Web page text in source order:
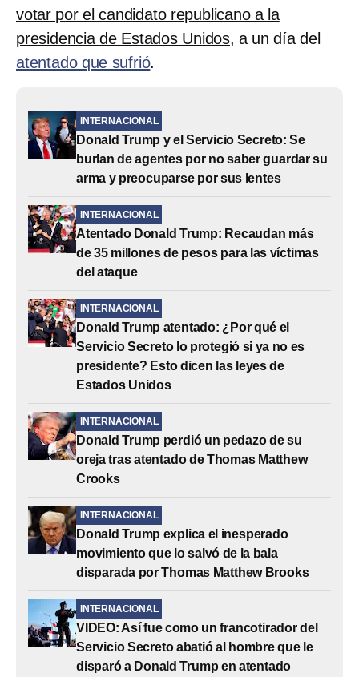
votar por el candidato republicano a la
presidencia de Estados Unidos, a un día del
atentado que sufrió.
INTERNACIONAL
Donald Trump y el Servicio Secreto: Se
burlan de agentes por no saber guardar su
arma y preocuparse por sus lentes
INTERNACIONAL
Atentado Donald Trump: Recaudan más
de 35 millones de pesos para las víctimas
del ataque
INTERNACIONAL
Donald Trump atentado: ¿Por qué el
Servicio Secreto lo protegió si ya no es
presidente? Esto dicen las leyes de
Estados Unidos
INTERNACIONAL
Donald Trump perdió un pedazo de su
oreja tras atentado de Thomas Matthew
Crooks
INTERNACIONAL
Donald Trump explica el inesperado
movimiento que lo salvó de la bala
disparada por Thomas Matthew Brooks
INTERNACIONAL
VIDEO: Así fue como un francotirador del
Servicio Secreto abatió al hombre que le
disparó a Donald Trump en atentado